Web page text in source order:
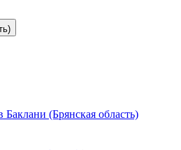
(Брянская область)